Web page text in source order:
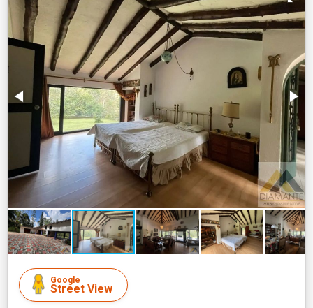
Google
Street View